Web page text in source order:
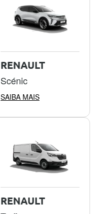
RENAULT
Scénic
SAIBA MAIS
RENAULT